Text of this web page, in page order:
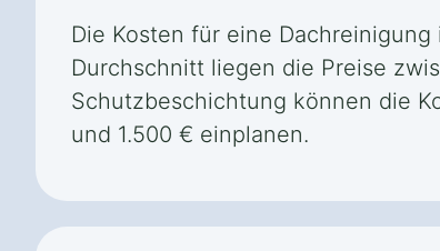
Die Kosten für eine
Durchschnitt liegen die Preise
Schutzbeschichtung können die
und 1.500 € einplanen.